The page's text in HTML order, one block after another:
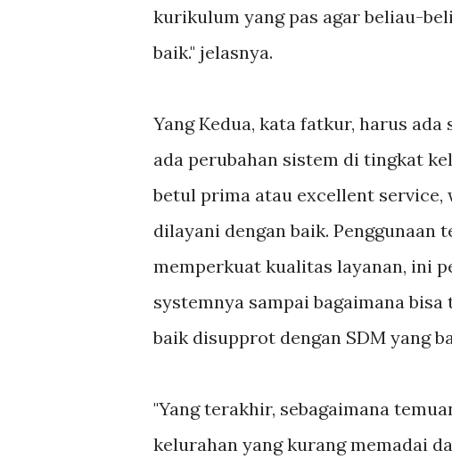
kurikulum yang pas agar beliau-
baik." jelasnya.
Yang Kedua, kata fatkur, harus
ada perubahan sistem di tingkat
betul prima atau excellent service,
dilayani dengan baik.
memperkuat kualitas layanan, ini
systemnya sampai bagaimana
baik disupprot dengan SDM yang
"Yang terakhir, sebagaimana
kelurahan yang kurang memadai